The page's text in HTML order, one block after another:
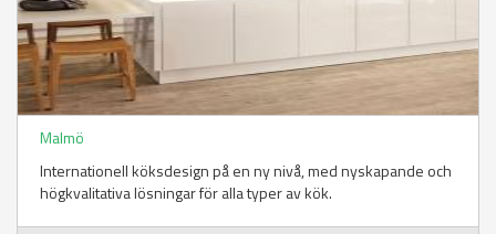
Malmö
Internationell köksdesign på en ny nivå, med nyskapande och
högkvalitativa lösningar för alla typer av kök.